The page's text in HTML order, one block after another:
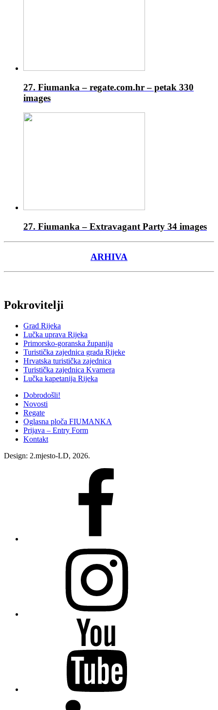
27. Fiumanka – regate.com.hr – petak 330
images
27. Fiumanka – Extravagant Party 34 images
ARHIVA
Skip
back
main
navigation
Pokrovitelji
Grad Rijeka
Lučka uprava Rijeka
Primorsko-goranska županija
Turistička zajednica grada Rijeke
Hrvatska turistička zajednica
Turistička zajednica Kvarnera
Lučka kapetanija Rijeka
Dobrodošli!
Novosti
Regate
Oglasna ploča FIUMANKA
Prijava – Entry Form
Kontakt
Design: 2.mjesto-LD, 2026.